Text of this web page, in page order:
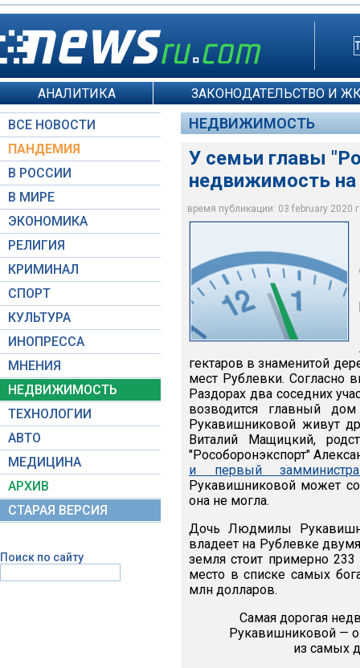
АНАЛИТИКА ЗАКОНОДАТЕЛЬСТВО И
ВСЕ НОВОСТИ
ПАНДЕМИЯ
В РОССИИ
В МИРЕ
ЭКОНОМИКА
РЕЛИГИЯ
КРИМИНАЛ
СПОРТ
КУЛЬТУРА
ИНОПРЕССА
МНЕНИЯ
НЕДВИЖИМОСТЬ
ТЕХНОЛОГИИ
АВТО
МЕДИЦИНА
АРХИВ
СТАРАЯ ВЕРСИЯ
Поиск по сайту
НЕДВИЖИМОСТЬ
У семьи главы
недвижимость
время публикации: 03 february 2020
council.gov.ru
гектаров в знаменитой
мест Рублевки. Согласно
Раздорах два соседних
возводится главный
Рукавишниковой живут
Виталий Мащицкий,
"Рособоронэкспорт"
и первый
Рукавишниковой может
она не могла.
Дочь Людмилы
владеет на Рублевке
земля стоит примерно
место в списке самых
млн долларов.
Самая дорогая
Рукавишниковой —
из самых